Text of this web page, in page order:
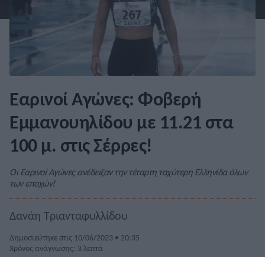
Εαρινοί Αγώνες: Φοβερή
Εμμανουηλίδου με 11.21 στα
100 μ. στις Σέρρες!
Οι Εαρινοί Αγώνες ανέδειξαν την τέταρτη ταχύτερη Ελληνίδα όλων
των εποχών!
Δανάη Τριανταφυλλίδου
Δημοσιεύτηκε στις 10/06/2023 • 20:35
Χρόνος ανάγνωσης: 3 λεπτά